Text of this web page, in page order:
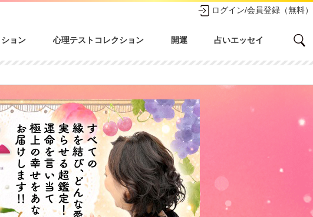
ログイン/会員登録（無料）
ョン 心理テストコレクション 開運 占いエッセイ